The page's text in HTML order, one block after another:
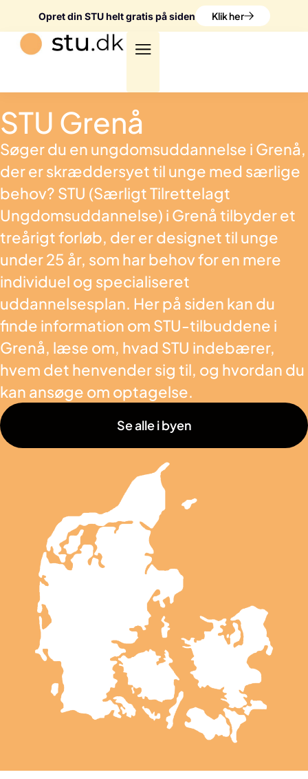
Opret din STU helt gratis på siden Klik her
STU Grenå
Søger du en ungdomsuddannelse i Grenå,
der er skræddersyet til unge med særlige
behov? STU (Særligt Tilrettelagt
Ungdomsuddannelse) i Grenå tilbyder et
treårigt forløb, der er designet til unge
under 25 år, som har behov for en mere
individuel og specialiseret
uddannelsesplan. Her på siden kan du
finde information om STU-tilbuddene i
Grenå, læse om, hvad STU indebærer,
hvem det henvender sig til, og hvordan du
kan ansøge om optagelse.
Se alle i byen